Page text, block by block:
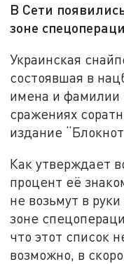
В Сети
зоне
Украинская
состоявшая в
имена и фамилии
сражениях
издание
Как утверждает
процент её
не возьмут в
зоне
что этот список
возможно, в